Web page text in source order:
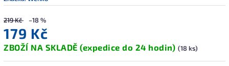
219 Kč –18 %
179 Kč
ZBOŽÍ NA SKLADĚ (expedice do 24 hodin) (18 ks)